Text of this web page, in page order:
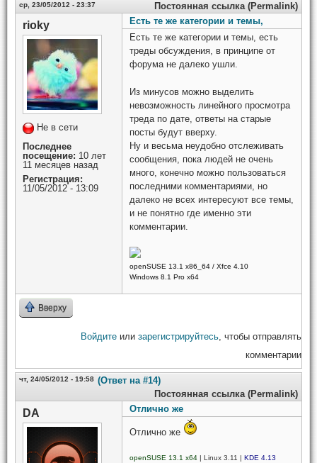
ср, 23/05/2012 - 23:37 Постоянная ссылка (Permalink)
rioky
Не в сети
Последнее
посещение: 10 лет
11 месяцев назад
Регистрация:
11/05/2012 - 13:09
Есть те же категории и темы,
Есть те же категории и темы, есть
треды обсуждения, в принципе от
форума не далеко ушли.
Из минусов можно выделить
невозможность линейного просмотра
треда по дате, ответы на старые
посты будут вверху.
Ну и весьма неудобно отслеживать
сообщения, пока людей не очень
много, конечно можно пользоваться
последними комментариями, но
далеко не всех интересуют все темы,
и не понятно где именно эти
комментарии.
openSUSE 13.1 x86_64 / Xfce 4.10
Windows 8.1 Pro x64
Вверху
Войдите или зарегистрируйтесь , чтобы отправлять
комментарии
чт, 24/05/2012 - 19:58 (Ответ на #14)
Постоянная ссылка (Permalink)
DA Отлично же
Отлично же
openSUSE 13.1 x64 | Linux 3.11 | KDE 4.13